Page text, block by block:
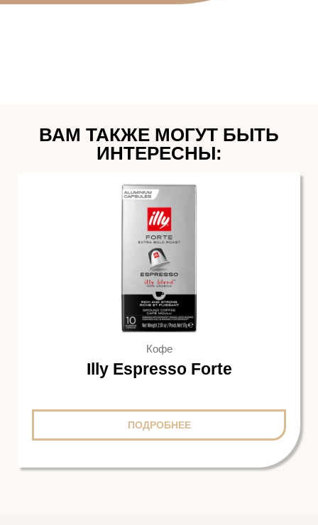
ВАМ ТАКЖЕ МОГУТ БЫТЬ
ИНТЕРЕСНЫ:
Кофе
Illy Espresso Forte
ПОДРОБНЕЕ